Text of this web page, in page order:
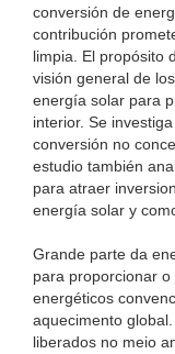
conversión de
contribución
limpia. El propósito
visión general de
energía solar para
interior. Se
conversión no
estudio también
para atraer
energía solar y
Grande parte da
para proporcionar
energéticos
aquecimento
liberados no meio